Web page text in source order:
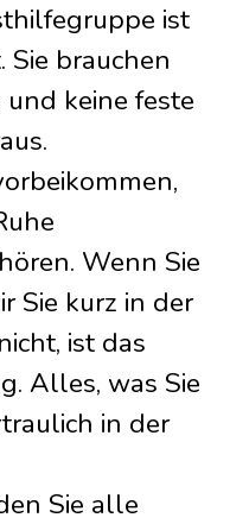
ist
brauchen
keine feste
Wenn Sie
Sie kurz in der
ist das
Alles, was Sie
in der
Sie alle